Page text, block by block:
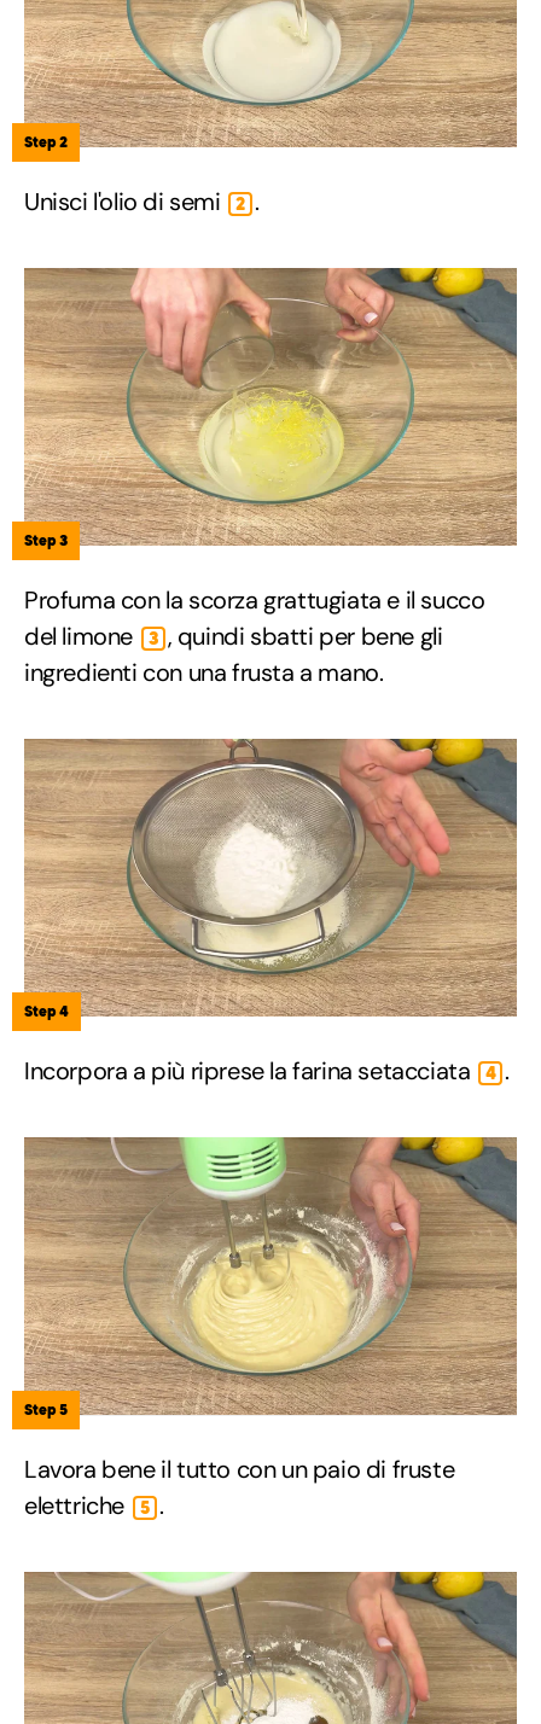
Step 2
Unisci l'olio di semi 2 .
Step 3
Profuma con la scorza grattugiata e il succo
del limone
3 , quindi sbatti per bene gli
ingredienti con una frusta a mano.
Step 4
Incorpora a più riprese la farina setacciata 4 .
Step 5
Lavora bene il tutto con un paio di fruste
elettriche
5 .